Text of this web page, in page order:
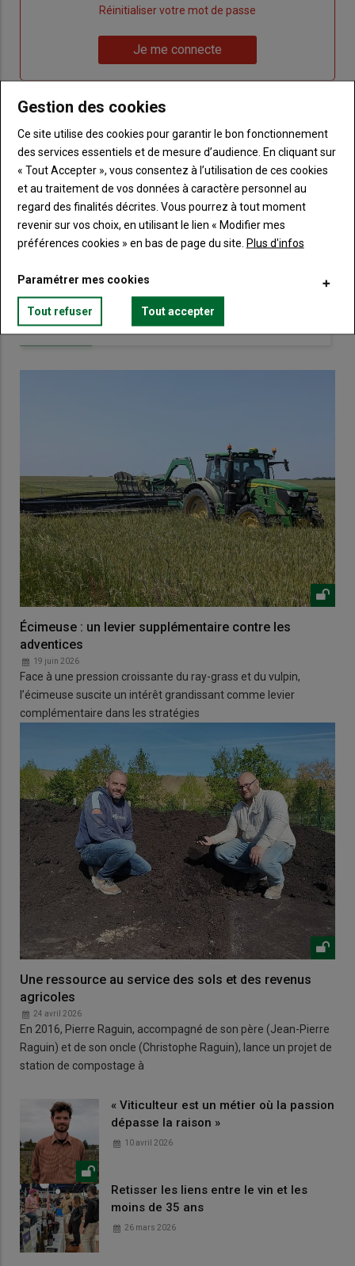
de
passe"
Réinitialiser votre mot de passe
me
connecte"
Je me connecte
Sous-
Vous n'êtes pas abonné(e)
TITRE CRÉEZ UN COMPTE
BodyChoisissez votre formule et créez votre
compte pour accéder à tout Terre de
Touraine.
VOUS AIMEREZ AUSSI
Écimeuse : un levier supplémentaire contre les
adventices
19 juin 2026
Face à une pression croissante du ray-grass et du vulpin,
l’écimeuse suscite un intérêt grandissant comme levier
complémentaire dans les stratégies
Une ressource au service des sols et des revenus
agricoles
24 avril 2026
En 2016, Pierre Raguin, accompagné de son père (Jean-Pierre
Raguin) et de son oncle (Christophe Raguin), lance un projet de
station de compostage à
« Viticulteur est un métier où la passion
dépasse la raison »
10 avril 2026
Retisser les liens entre le vin et les
moins de 35 ans
26 mars 2026
Gestion des cookies
Ce site utilise des cookies pour garantir le bon fonctionnement
des services essentiels et de mesure d’audience. En cliquant sur
« Tout Accepter », vous consentez à l’utilisation de ces cookies
et au traitement de vos données à caractère personnel au
regard des finalités décrites. Vous pourrez à tout moment
revenir sur vos choix, en utilisant le lien « Modifier mes
préférences cookies » en bas de page du site. Plus d'infos
Paramétrer mes cookies
Tout refuser Tout accepter